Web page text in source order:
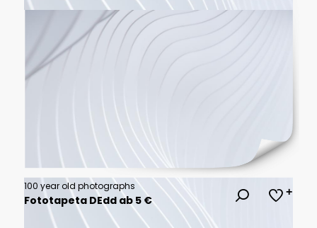
100 year old photographs
Fototapeta DEdd ab 5 €